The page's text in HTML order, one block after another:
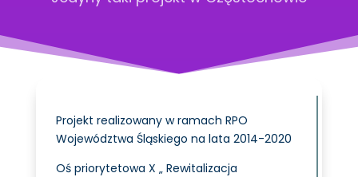
Projekt realizowany w ramach RPO
Województwa Śląskiego na lata 2014-2020
Oś priorytetowa X „ Rewitalizacja